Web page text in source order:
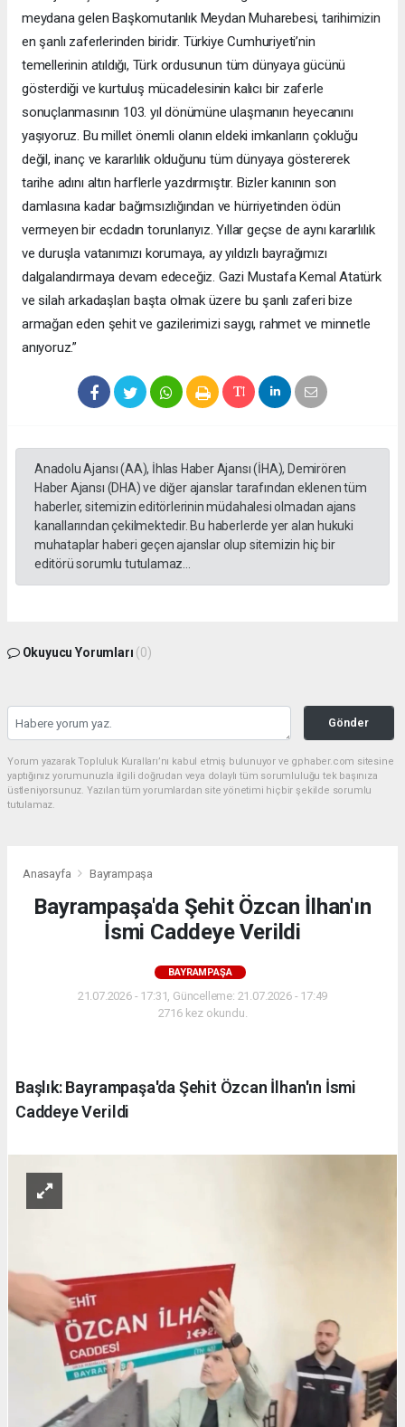
meydana gelen Başkomutanlık Meydan Muharebesi, tarihimizin
en şanlı zaferlerinden biridir. Türkiye Cumhuriyeti’nin
temellerinin atıldığı, Türk ordusunun tüm dünyaya gücünü
gösterdiği ve kurtuluş mücadelesinin kalıcı bir zaferle
sonuçlanmasının 103. yıl dönümüne ulaşmanın heyecanını
yaşıyoruz. Bu millet önemli olanın eldeki imkanların çokluğu
değil, inanç ve kararlılık olduğunu tüm dünyaya göstererek
tarihe adını altın harflerle yazdırmıştır. Bizler kanının son
damlasına kadar bağımsızlığından ve hürriyetinden ödün
vermeyen bir ecdadın torunlarıyız. Yıllar geçse de aynı kararlılık
ve duruşla vatanımızı korumaya, ay yıldızlı bayrağımızı
dalgalandırmaya devam edeceğiz. Gazi Mustafa Kemal Atatürk
ve silah arkadaşları başta olmak üzere bu şanlı zaferi bize
armağan eden şehit ve gazilerimizi saygı, rahmet ve minnetle
anıyoruz.”
Anadolu Ajansı (AA), İhlas Haber Ajansı (İHA), Demirören
Haber Ajansı (DHA) ve diğer ajanslar tarafından eklenen tüm
haberler, sitemizin editörlerinin müdahalesi olmadan ajans
kanallarından çekilmektedir. Bu haberlerde yer alan hukuki
muhataplar haberi geçen ajanslar olup sitemizin hiç bir
editörü sorumlu tutulamaz...
Okuyucu Yorumları (0)
Gönder
Yorum yazarak Topluluk Kuralları’nı kabul etmiş bulunuyor ve gphaber.com sitesine
yaptığınız yorumunuzla ilgili doğrudan veya dolaylı tüm sorumluluğu tek başınıza
üstleniyorsunuz. Yazılan tüm yorumlardan site yönetimi hiçbir şekilde sorumlu
tutulamaz.
Anasayfa Bayrampaşa
Bayrampaşa'da Şehit Özcan İlhan'ın
İsmi Caddeye Verildi
BAYRAMPAŞA
21.07.2026 - 17:31, Güncelleme: 21.07.2026 - 17:49
2716 kez okundu.
Başlık: Bayrampaşa'da Şehit Özcan İlhan'ın İsmi
Caddeye Verildi